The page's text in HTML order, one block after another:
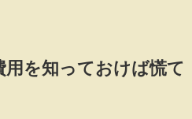
を知っておけば慌て